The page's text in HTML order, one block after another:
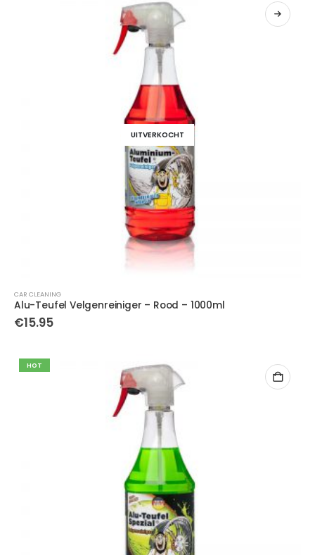
UITVERKOCHT
CAR CLEANING
Alu-Teufel Velgenreiniger – Rood – 1000ml
€15.95
HOT